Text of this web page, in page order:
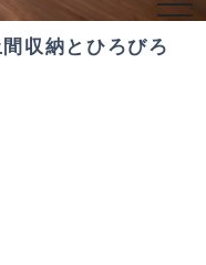
収納とひろびろ